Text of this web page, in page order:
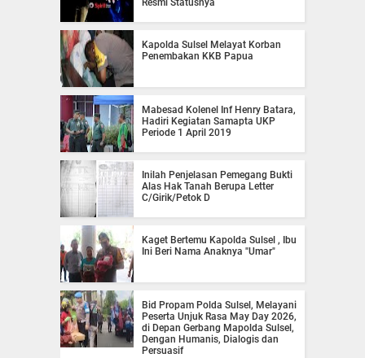
Resmi Statusnya
Kapolda Sulsel Melayat Korban
Penembakan KKB Papua
Mabesad Kolenel Inf Henry Batara,
Hadiri Kegiatan Samapta UKP
Periode 1 April 2019
Inilah Penjelasan Pemegang Bukti
Alas Hak Tanah Berupa Letter
C/Girik/Petok D
Kaget Bertemu Kapolda Sulsel , Ibu
Ini Beri Nama Anaknya "Umar"
Bid Propam Polda Sulsel, Melayani
Peserta Unjuk Rasa May Day 2026,
di Depan Gerbang Mapolda Sulsel,
Dengan Humanis, Dialogis dan
Persuasif